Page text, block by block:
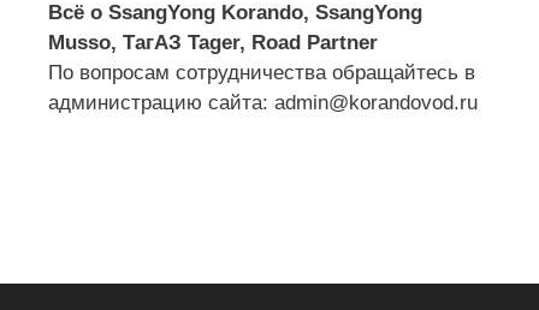
Всё о SsangYong Korando, SsangYong
Musso, ТагАЗ Tager, Road Partner
По вопросам сотрудничества обращайтесь в
администрацию сайта: admin@korandovod.ru